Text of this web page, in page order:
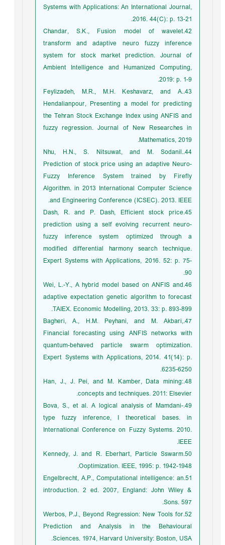
Systems with Applications: An International Journal,
2016. 44(C): p. 13-21.
42.Chandar, S.K., Fusion model of wavelet
transform and adaptive neuro fuzzy inference
system for stock market prediction. Journal of
Ambient Intelligence and Humanized Computing,
2019: p. 1-9.
43.Feylizadeh, M.R., M.H. Keshavarz, and A.
Hendalianpour, Presenting a model for predicting
the Tehran Stock Exchange Index using ANFIS and
fuzzy regression. Journal of New Researches in
Mathematics, 2019.
44.Nhu, H.N., S. Nitsuwat, and M. Sodanil.
Prediction of stock price using an adaptive Neuro-
Fuzzy Inference System trained by Firefly
Algorithm. in 2013 International Computer Science
and Engineering Conference (ICSEC). 2013. IEEE.
45.Dash, R. and P. Dash, Efficient stock price
prediction using a self evolving recurrent neuro-
fuzzy inference system optimized through a
modified differential harmony search technique.
Expert Systems with Applications, 2016. 52: p. 75-
90.
46.Wei, L.-Y., A hybrid model based on ANFIS and
adaptive expectation genetic algorithm to forecast
TAIEX. Economic Modelling, 2013. 33: p. 893-899.
47.Bagheri, A., H.M. Peyhani, and M. Akbari,
Financial forecasting using ANFIS networks with
quantum-behaved particle swarm optimization.
Expert Systems with Applications, 2014. 41(14): p.
6235-6250.
48.Han, J., J. Pei, and M. Kamber, Data mining:
concepts and techniques. 2011: Elsevier.
49.Bova, S., et al. A logical analysis of Mamdani-
type fuzzy inference, I theoretical bases. in
International Conference on Fuzzy Systems. 2010.
IEEE.
50.Kennedy, J. and R. Eberhart, Particle Sswarm
Ooptimization. IEEE, 1995: p. 1942-1948.
51.Engelbrecht, A.P., Computational intelligence: an
introduction. 2 ed. 2007, England: John Wiley &
Sons. 597.
52.Werbos, P.J., Beyond Regression: New Tools for
Prediction and Analysis in the Behavioural
Sciences. 1974, Harvard University: Boston, USA.